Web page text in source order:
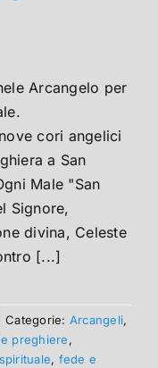
Arcangelo per
cori angelici
a San
Male "San
Signore,
divina, Celeste
[...]
Categorie: Arcangeli,
preghiere,
, fede e